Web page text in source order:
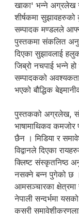
खाका' भन्ने अग्रलेख र
शीर्षकमा
सम्पादक मण्डलले
पुस्तकमा संकलित
दिएका सुझावलाई
जिब्रो नचपाई भन्ने
सम्पादकको
भएको बौद्धिक
पुस्तकको अग्रलेख,
भाषामाथिकव
छैन । मिडिया र
विद्वानले दिएका
क्लिष्ट संस्कृतनिष्ठ
नसक्ने बन्न पुगेको छ
आमसञ्चारका
नेपाली सन्दर्भमा
कसरी